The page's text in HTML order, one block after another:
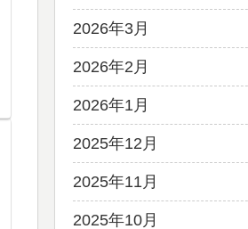
2026年3月
2026年2月
2026年1月
2025年12月
2025年11月
2025年10月